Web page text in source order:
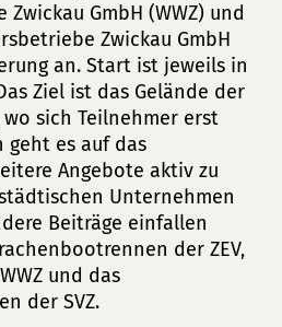
Zwickau GmbH (WWZ) und
Zwickau GmbH
an. Start ist jeweils in
Ziel ist das Gelände der
sich Teilnehmer erst
geht es auf das
Angebote aktiv zu
Unternehmen
Beiträge einfallen
der ZEV,
und das
der SVZ.